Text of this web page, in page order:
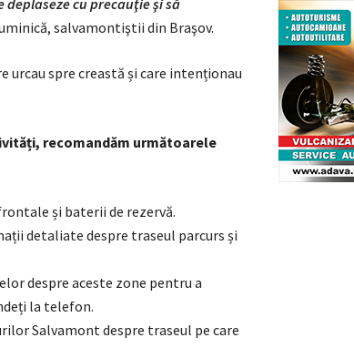
cu precauţie şi să
salvamontiştii din Braşov.
spre creastă și care intenționau
recomandăm următoarele
și baterii de rezervă.
detaliate despre traseul parcurs și
despre aceste zone pentru a
la telefon.
Salvamont despre traseul pe care